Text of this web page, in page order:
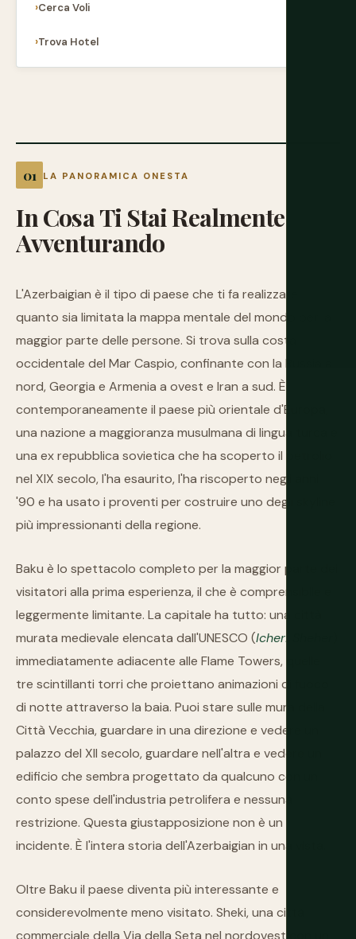
LA PANORAMICA ONESTA
InCosaTi StaiRealmente
Avventurando
L'Azerbaigian è il tipo di paese che ti fa realizzare
quanto sia limitata la mappa mentale del mondo per la
maggior parte delle persone. Si trova sulla costa
occidentale del Mar Caspio, confinante con la Russia a
nord, Georgia e Armenia a ovest e Iran a sud. È
contemporaneamente il paese più orientale d'Europa,
una nazione a maggioranza musulmana di lingua turca e
una ex repubblica sovietica che ha scoperto il petrolio
nel XIX secolo, l'ha esaurito, l'ha riscoperto negli anni
'90 e ha usato i proventi per costruire uno degli skyline
più impressionanti della regione.
Baku è lo spettacolo completo per la maggior parte dei
visitatori alla prima esperienza, il che è comprensibile e
leggermente limitante. La capitale ha tutto: una città
murata medievale elencata dall'UNESCO (Icheri Sheher
immediatamente adiacente alle Flame Towers, quelle
tre scintillanti torri che proiettano animazioni di fuoco
di notte attraverso la baia. Puoi stare sulle mura della
Città Vecchia, guardare in una direzione e vedere un
palazzo del XII secolo, guardare nell'altra e vedere un
edificio che sembra progettato da qualcuno con un
conto spese dell'industria petrolifera e nessuna
restrizione. Questa giustapposizione non è un
incidente. È l'intera storia dell'Azerbaigian in una vista.
Oltre Baku il paese diventa più interessante e
considerevolmente meno visitato. Sheki, una città
commerciale della Via della Seta nel nordovest con un
Cerca Voli
Trova Hotel